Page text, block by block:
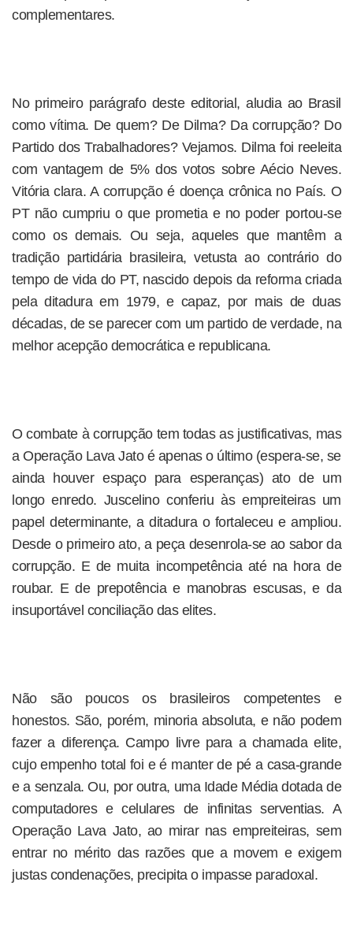
complementares.
No primeiro parágrafo deste editorial, aludia ao Brasil
como vítima. De quem? De Dilma? Da corrupção? Do
Partido dos Trabalhadores? Vejamos. Dilma foi reeleita
com vantagem de 5% dos votos sobre Aécio Neves.
Vitória clara. A corrupção é doença crônica no País. O
PT não cumpriu o que prometia e no poder portou-se
como os demais. Ou seja, aqueles que mantêm a
tradição partidária brasileira, vetusta ao contrário do
tempo de vida do PT, nascido depois da reforma criada
pela ditadura em 1979, e capaz, por mais de duas
décadas, de se parecer com um partido de verdade, na
melhor acepção democrática e republicana.
O combate à corrupção tem todas as justificativas, mas
a Operação Lava Jato é apenas o último (espera-se, se
ainda houver espaço para esperanças) ato de um
longo enredo. Juscelino conferiu às empreiteiras um
papel determinante, a ditadura o fortaleceu e ampliou.
Desde o primeiro ato, a peça desenrola-se ao sabor da
corrupção. E de muita incompetência até na hora de
roubar. E de prepotência e manobras escusas, e da
insuportável conciliação das elites.
Não são poucos os brasileiros competentes e
honestos. São, porém, minoria absoluta, e não podem
fazer a diferença. Campo livre para a chamada elite,
cujo empenho total foi e é manter de pé a casa-grande
e a senzala. Ou, por outra, uma Idade Média dotada de
computadores e celulares de infinitas serventias. A
Operação Lava Jato, ao mirar nas empreiteiras, sem
entrar no mérito das razões que a movem e exigem
justas condenações, precipita o impasse paradoxal.